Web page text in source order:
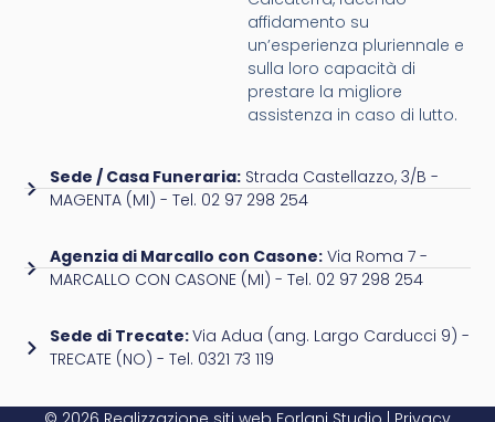
affidamento su
un’esperienza pluriennale e
sulla loro capacità di
prestare la migliore
assistenza in caso di lutto.
Sede / Casa Funeraria:Strada Castellazzo, 3/B -
MAGENTA (MI) - Tel. 02 97 298 254
Agenzia di Marcallo con Casone:Via Roma 7 -
MARCALLO CON CASONE (MI) - Tel. 02 97 298 254
Sede di Trecate:Via Adua (ang. Largo Carducci 9) -
TRECATE (NO) - Tel. 0321 73 119